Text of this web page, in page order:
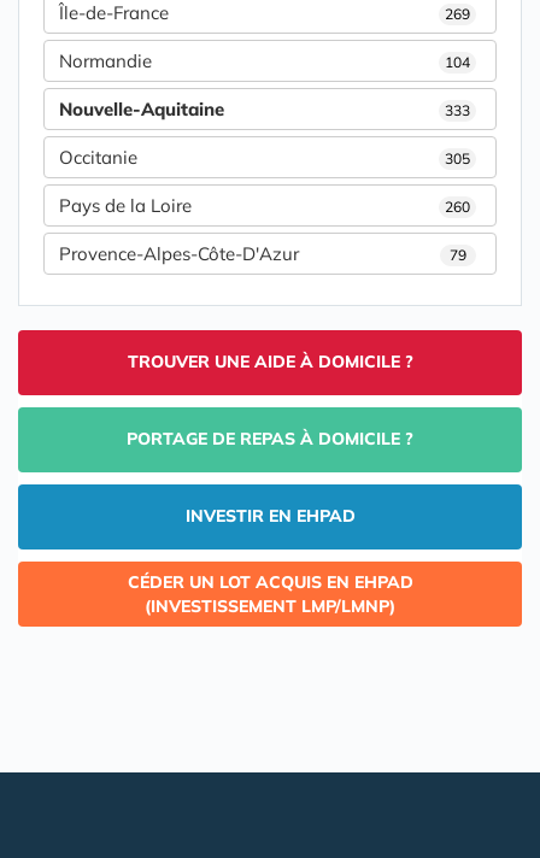
Île-de-France 269
Normandie 104
Nouvelle-Aquitaine 333
Occitanie 305
Pays de la Loire 260
Provence-Alpes-Côte-D'Azur 79
TROUVER UNE AIDE À DOMICILE ?
PORTAGE DE REPAS À DOMICILE ?
INVESTIR EN EHPAD
CÉDER UN LOT ACQUIS EN EHPAD
(INVESTISSEMENT LMP/LMNP)